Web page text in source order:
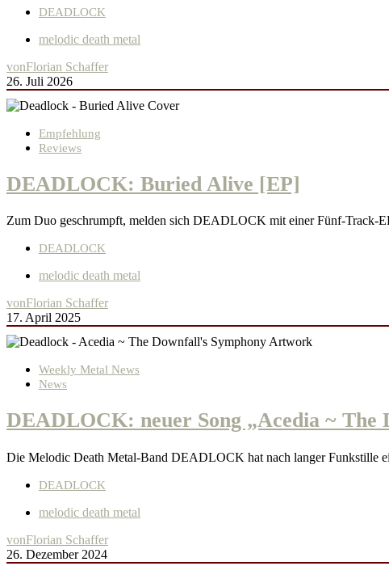
DEADLOCK
melodic death metal
vonFlorian Schaffer
26. Juli 2026
Empfehlung
Reviews
DEADLOCK: Buried Alive [EP]
Zum Duo geschrumpft, melden sich DEADLOCK mit einer Fünf-Track-
DEADLOCK
melodic death metal
vonFlorian Schaffer
17. April 2025
Weekly Metal News
News
DEADLOCK: neuer Song „Acedia ~ The
Die Melodic Death Metal-Band DEADLOCK hat nach langer Funkstille
DEADLOCK
melodic death metal
vonFlorian Schaffer
26. Dezember 2024